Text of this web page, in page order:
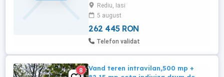
la suprafata iar apa este foarte
buna.Terenul este amplasat in vatra veche
a satului intr-o zona linistita ,ferita de
Rediu, Iasi
5 august
262 445 RON
Telefon validat
8
Vand teren intravilan,500 mp +